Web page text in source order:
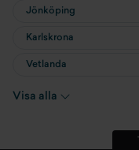
Jönköping
Karlskrona
Vetlanda
Växjö
Visa alla